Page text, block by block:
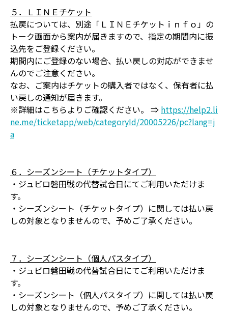
５．ＬＩＮＥチケット
払戻については、別途「ＬＩＮＥチケットｉｎｆｏ」の
トーク画面から案内が届きますので、指定の期間内に振
込先をご登録ください。
期間内にご登録のない場合、払い戻しの対応ができませ
んのでご注意ください。
なお、ご案内はチケットの購入者ではなく、保有者に払
い戻しの通知が届きます。
※詳細はこちらよりご確認ください。 ⇒ https://help2.li
ne.me/ticketapp/web/categoryId/20005226/pc?lang=j
a
６．シーズンシート（チケットタイプ）
・ジュビロ磐田戦の代替試合日にてご利用いただけま
す。
・シーズンシート（チケットタイプ）に関しては払い戻
しの対象となりませんので、予めご了承ください。
７．シーズンシート（個人パスタイプ）
・ジュビロ磐田戦の代替試合日にてご利用いただけま
す。
・シーズンシート（個人パスタイプ）に関しては払い戻
しの対象となりませんので、予めご了承ください。